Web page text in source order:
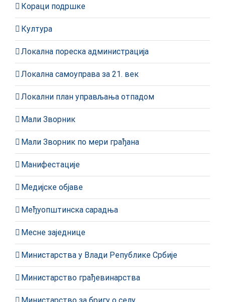
Кораци подршке
Култура
Локална пореска администрација
Локална самоуправа за 21. век
Локални план управљања отпадом
Мали Зворник
Мали Зворник по мери грађана
Манифестације
Медијске објаве
Међуопштинска сарадња
Месне заједнице
Министарства у Влади Републике Србије
Министарство грађевинарства
Министарство за бригу о селу